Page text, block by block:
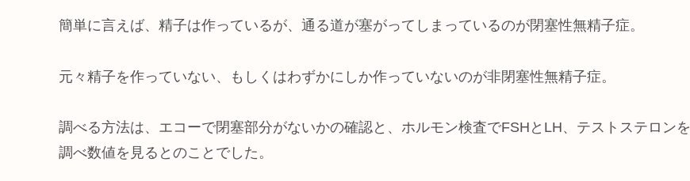
簡単に言えば、精子は作っているが、通る道が塞がってしまっているのが閉塞性無精子症。
元々精子を作っていない、もしくはわずかにしか作っていないのが非閉塞性無精子症。
調べる方法は、エコーで閉塞部分がないかの確認と、ホルモン検査でFSHとLH、テストステロンを
調べ数値を見るとのことでした。